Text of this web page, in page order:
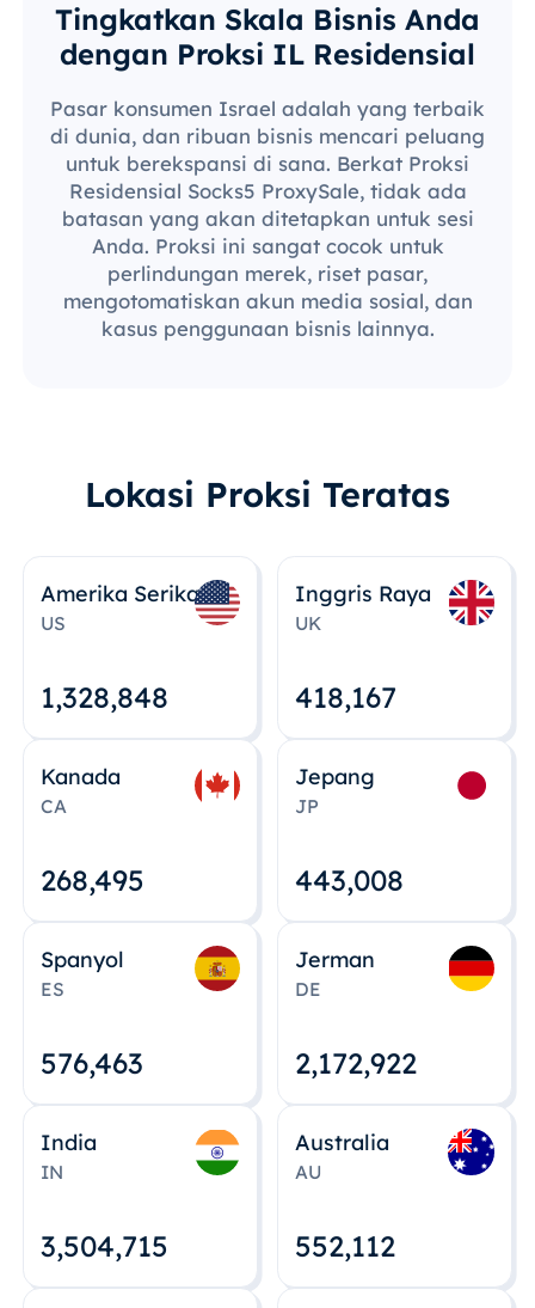
Tingkatkan Skala Bisnis Anda
dengan Proksi IL Residensial
Pasar konsumen Israel adalah yang terbaik
di dunia, dan ribuan bisnis mencari peluang
untuk berekspansi di sana. Berkat Proksi
Residensial Socks5 ProxySale, tidak ada
batasan yang akan ditetapkan untuk sesi
Anda. Proksi ini sangat cocok untuk
perlindungan merek, riset pasar,
mengotomatiskan akun media sosial, dan
kasus penggunaan bisnis lainnya.
Lokasi Proksi Teratas
Amerika Serikat
US
1,328,848
Inggris Raya
UK
418,167
Kanada
CA
268,495
Jepang
JP
443,008
Spanyol
ES
576,463
Jerman
DE
2,172,922
India
IN
3,504,715
Australia
AU
552,112